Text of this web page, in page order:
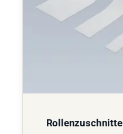
Rollenzuschnitte